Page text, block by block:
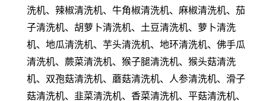
洗机、辣椒清洗机、牛角椒清洗机、麻椒清洗机、茄
子清洗机、胡萝卜清洗机、土豆清洗机、萝卜清洗
机、地瓜清洗机、芋头清洗机、地环清洗机、佛手瓜
清洗机、蕨菜清洗机、猴子腿清洗机、猴头菇清洗
机、双孢菇清洗机、蘑菇清洗机、人参清洗机、滑子
菇清洗机、韭菜清洗机、香菜清洗机、平菇清洗机、